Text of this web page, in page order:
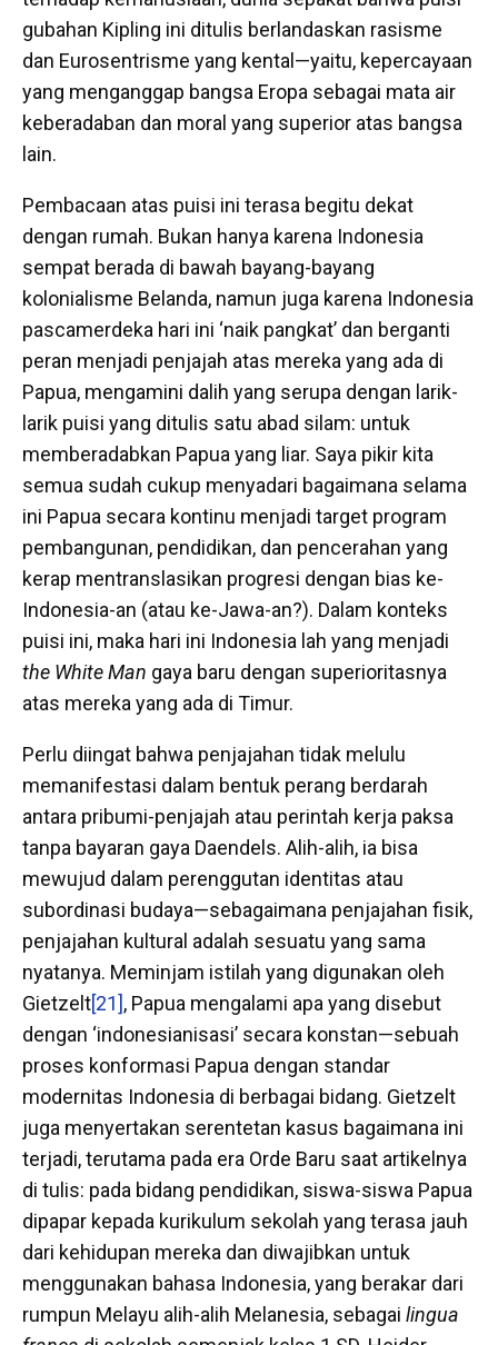
gubahan Kipling ini ditulis berlandaskan rasisme
dan Eurosentrisme yang kental—yaitu, kepercayaan
yang menganggap bangsa Eropa sebagai mata air
keberadaban dan moral yang superior atas bangsa
lain.
Pembacaan atas puisi ini terasa begitu dekat
dengan rumah. Bukan hanya karena Indonesia
sempat berada di bawah bayang-bayang
kolonialisme Belanda, namun juga karena Indonesia
pascamerdeka hari ini ‘naik pangkat’ dan berganti
peran menjadi penjajah atas mereka yang ada di
Papua, mengamini dalih yang serupa dengan larik-
larik puisi yang ditulis satu abad silam: untuk
memberadabkan Papua yang liar. Saya pikir kita
semua sudah cukup menyadari bagaimana selama
ini Papua secara kontinu menjadi target program
pembangunan, pendidikan, dan pencerahan yang
kerap mentranslasikan progresi dengan bias ke-
Indonesia-an (atau ke-Jawa-an?). Dalam konteks
puisi ini, maka hari ini Indonesia lah yang menjadi
the White Man gaya baru dengan superioritasnya
atas mereka yang ada di Timur.
Perlu diingat bahwa penjajahan tidak melulu
memanifestasi dalam bentuk perang berdarah
antara pribumi-penjajah atau perintah kerja paksa
tanpa bayaran gaya Daendels. Alih-alih, ia bisa
mewujud dalam perenggutan identitas atau
subordinasi budaya—sebagaimana penjajahan fisik,
penjajahan kultural adalah sesuatu yang sama
nyatanya. Meminjam istilah yang digunakan oleh
Gietzelt[21], Papua mengalami apa yang disebut
dengan ‘indonesianisasi’ secara konstan—sebuah
proses konformasi Papua dengan standar
modernitas Indonesia di berbagai bidang. Gietzelt
juga menyertakan serentetan kasus bagaimana ini
terjadi, terutama pada era Orde Baru saat artikelnya
di tulis: pada bidang pendidikan, siswa-siswa Papua
dipapar kepada kurikulum sekolah yang terasa jauh
dari kehidupan mereka dan diwajibkan untuk
menggunakan bahasa Indonesia, yang berakar dari
rumpun Melayu alih-alih Melanesia, sebagai lingua